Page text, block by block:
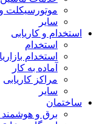
موتورسیکلت و
سایر
استخدام و کاریابی
استخدام
استخدام
آماده به کار
مراکز کاریابی
سایر
ساختمان
برق و